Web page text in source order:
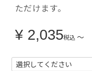
ただけます。
¥ 2,035税込 〜